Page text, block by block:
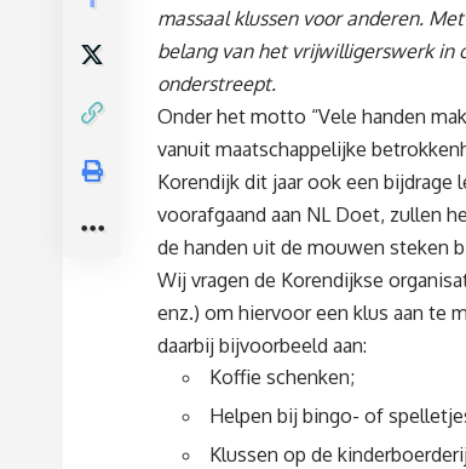
massaal klussen voor anderen.
belang van het vrijwilligerswerk in
onderstreept.
Onder het motto “Vele handen
vanuit maatschappelijke
Korendijk dit jaar ook een bijdrage
voorafgaand aan NL Doet, zullen
de handen uit de mouwen steken
Wij vragen de Korendijkse
enz.) om hiervoor een klus aan te
daarbij bijvoorbeeld aan:
Koffie schenken;
Helpen bij bingo- of
Klussen op de